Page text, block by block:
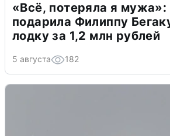
«Всё, потеряла я мужа»:
подарила Филиппу
лодку за 1,2 млн рублей
5 августа 182